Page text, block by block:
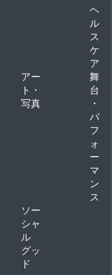
ヘ
ル
ス
ケ
ア
アー
ト・
写真
舞
台
・
パ
フ
ォ
ー
マ
ン
ス
ソー
シャ
ル
グッ
ド